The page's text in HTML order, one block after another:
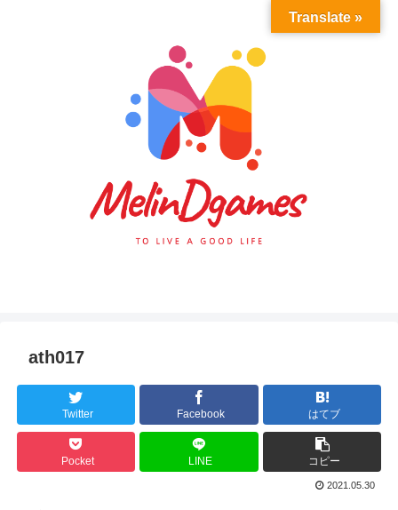
ath017
Twitter Facebook はてブ
Pocket LINE コピー
2021.05.30
Translate »